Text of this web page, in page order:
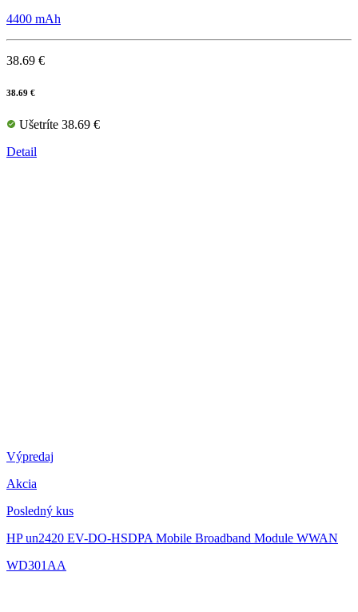
4400 mAh
38.69 €
38.69 €
Ušetríte 38.69 €
Detail
Výpredaj
Akcia
Posledný kus
HP un2420 EV-DO-HSDPA Mobile Broadband Module WWAN
WD301AA